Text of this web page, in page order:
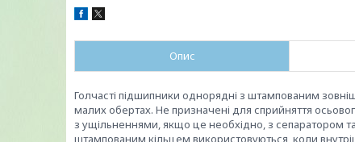
Опис
Голчасті підшипники однорядні з штампованим
малих обертах. Не призначені для сприйняття
з ущільненнями, якщо це необхідно, з сепаратором
штампованим кільцем використовуються, коли